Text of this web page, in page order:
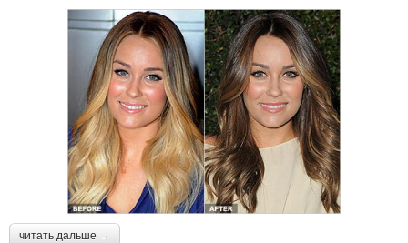
читать дальше →